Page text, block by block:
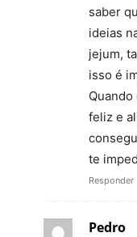
saber
ideias
jejum,
isso é
feliz e
te
Responder
Pedro